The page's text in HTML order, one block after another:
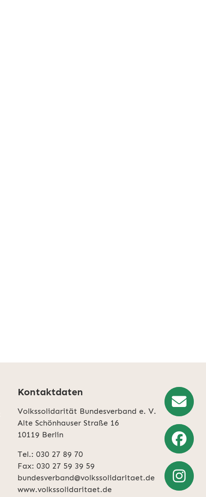
Kontaktdaten
Volkssolidarität Bundesverband e. V.
Alte Schönhauser Straße 16
10119 Berlin
Tel.: 030 27 89 70
Fax: 030 27 59 39 59
bundesverband@volkssolidaritaet.de
www.volkssolidaritaet.de
Weiter
zu
Facebook